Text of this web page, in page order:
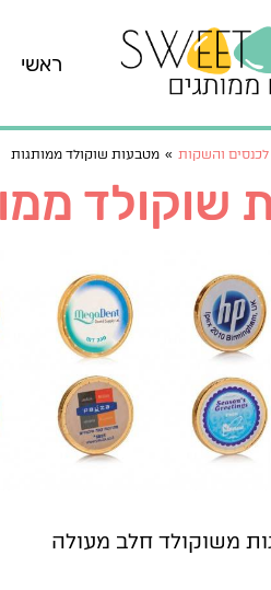
ראשי
והשקות » מטבעות שוקולד ממותגות
שוקולד
משוקולד חלב מעולה